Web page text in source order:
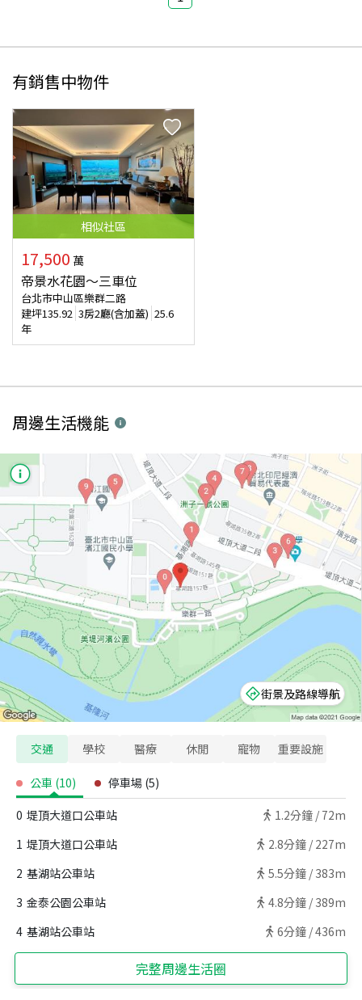
有銷售中物件
相似社區
17,500 萬
帝景水花園～三車位
台北市中山區樂群二路
建坪135.92 3房2廳(含加蓋) 25.6
年
周邊生活機能
街景及路線導航
交通 學校 醫療 休閒 寵物 重要設施
公車 (10) 停車場 (5)
0 堤頂大道口公車站 1.2分鐘 / 72m
1 堤頂大道口公車站 2.8分鐘 / 227m
2 基湖站公車站 5.5分鐘 / 383m
3 金泰公園公車站 4.8分鐘 / 389m
4 基湖站公車站 6分鐘 /436m
完整周邊生活圈